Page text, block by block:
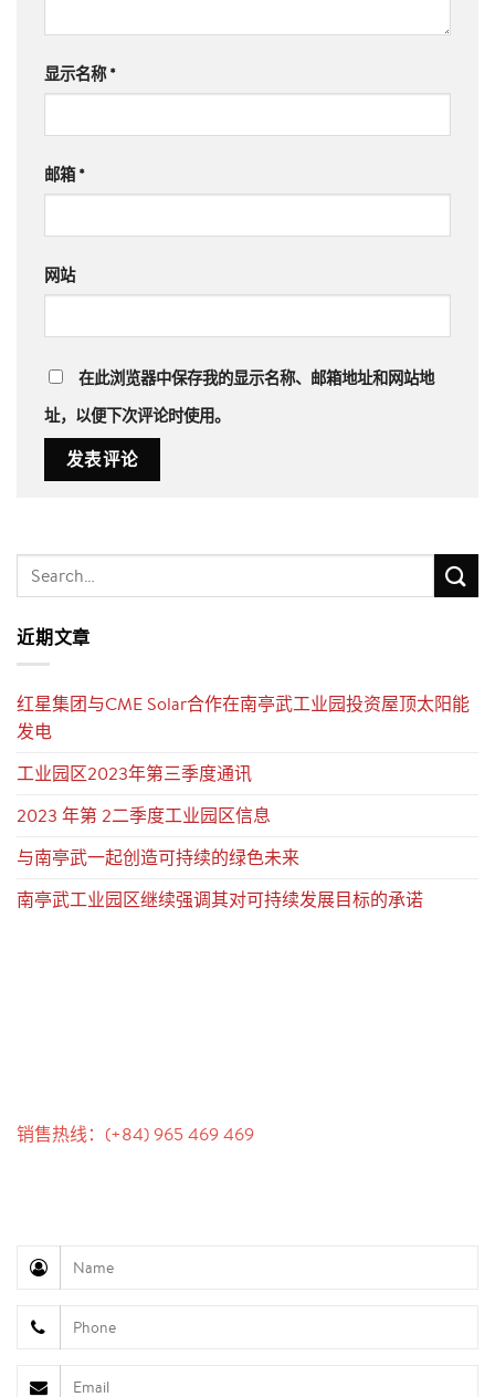
显示名称*
邮箱*
网站
在此浏览器中保存我的显示名称、邮箱地址和网站地
址，以便下次评论时使用。
近期文章
红星集团与CME Solar合作在南亭武工业园投资屋顶太阳能
发电
工业园区2023年第三季度通讯
2023 年第 2二季度工业园区信息
与南亭武一起创造可持续的绿色未来
南亭武工业园区继续强调其对可持续发展目标的承诺
销售热线：(+84) 965 469 469